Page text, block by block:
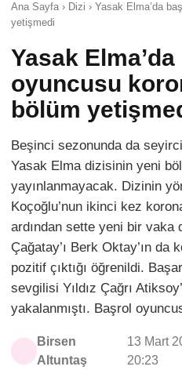
Ana Sayfa › Dizi › Yasak Elma’da
yetişmedi
Yasak
oyuncusu
bölüm
Beşinci sezonunda da
Yasak Elma dizisinin yeni
yayınlanmayacak. Dizinin
Koçoğlu’nun ikinci kez
ardından sette yeni bir vaka
Çağatay’ı Berk Oktay’ın da
pozitif çıktığı öğrenildi.
sevgilisi Yıldız Çağrı
yakalanmıştı. Başrol
Birsen
Altuntaş
13 Mart
20:23